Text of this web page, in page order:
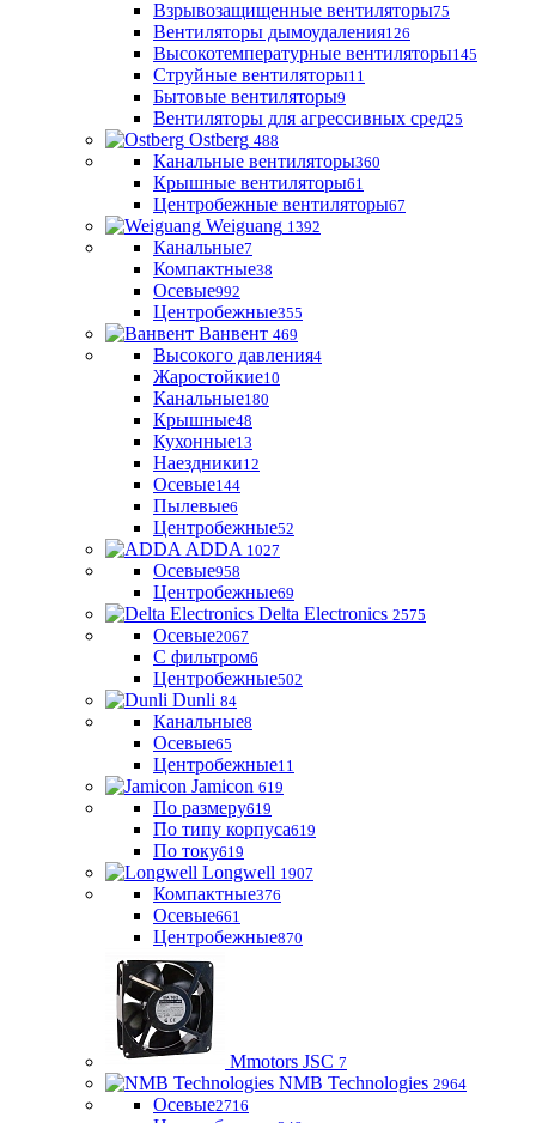
Взрывозащищенные вентиляторы75
Вентиляторы дымоудаления126
Высокотемпературные вентиляторы145
Струйные вентиляторы11
Бытовые вентиляторы9
Вентиляторы для агрессивных сред25
Ostberg 488
Канальные вентиляторы360
Крышные вентиляторы61
Центробежные вентиляторы67
Weiguang 1392
Канальные7
Компактные38
Осевые992
Центробежные355
Ванвент 469
Высокого давления4
Жаростойкие10
Канальные180
Крышные48
Кухонные13
Наездники12
Осевые144
Пылевые6
Центробежные52
ADDA 1027
Осевые958
Центробежные69
Delta Electronics 2575
Осевые2067
С фильтром6
Центробежные502
Dunli 84
Канальные8
Осевые65
Центробежные11
Jamicon 619
По размеру619
По типу корпуса619
По току619
Longwell 1907
Компактные376
Осевые661
Центробежные870
Mmotors JSC 7
NMB Technologies 2964
Осевые2716